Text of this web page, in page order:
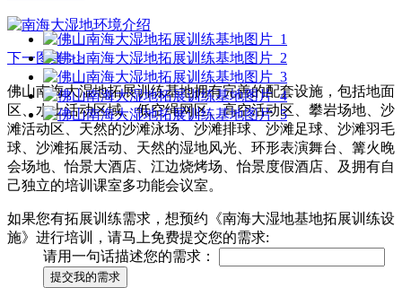
下一图集 >>
佛山南海大湿地拓展训练基地拥有完善的配套设施，包括地面
区、水上活动区域、低空绳网区、高空活动区、攀岩场地、沙
滩活动区、天然的沙滩泳场、沙滩排球、沙滩足球、沙滩羽毛
球、沙滩拓展活动、天然的湿地风光、环形表演舞台、篝火晚
会场地、怡景大酒店、江边烧烤场、怡景度假酒店、及拥有自
己独立的培训课室多功能会议室。
如果您有拓展训练需求，想预约《南海大湿地基地拓展训练设
施》进行培训，请马上免费提交您的需求:
请用一句话描述您的需求：
提交我的需求